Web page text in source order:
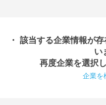
探す
【
説
・ 該当する企業情報が
い
再度企業を選択
企業を